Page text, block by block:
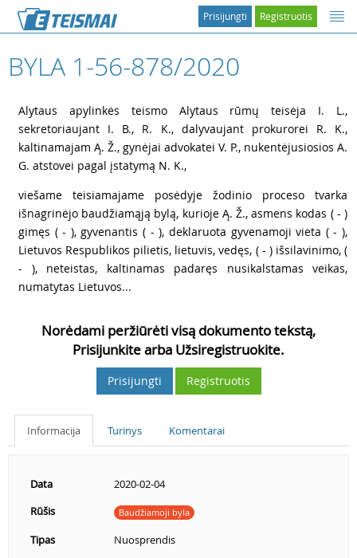
Registruotis
Prisijungti
BYLA 1-56-878/2020
Alytaus apylinkės teismo Alytaus rūmų teisėja I. L.,
sekretoriaujant I. B., R. K., dalyvaujant prokurorei R. K.,
kaltinamajam Ą. Ž., gynėjai advokatei V. P., nukentėjusiosios A.
G. atstovei pagal įstatymą N. K.,
viešame teisiamajame posėdyje žodinio proceso tvarka
išnagrinėjo baudžiamąją bylą, kurioje Ą. Ž., asmens kodas ( - )
gimęs ( - ), gyvenantis ( - ), deklaruota gyvenamoji vieta ( - ),
Lietuvos Respublikos pilietis, lietuvis, vedęs, ( - ) išsilavinimo, (
- ), neteistas, kaltinamas padaręs nusikalstamas veikas,
numatytas Lietuvos...
Norėdami peržiūrėti visą dokumento tekstą,
Prisijunkite arba Užsiregistruokite.
Prisijungti Registruotis
Informacija Turinys Komentarai
Data
2020-02-04
Rūšis
Baudžiamoji byla
Tipas
Nuosprendis